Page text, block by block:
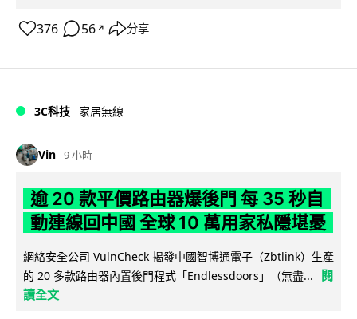
376 56 ↗ 分享
3C科技 家居無線
Vin 9 小時
逾 20 款平價路由器爆後門 每 35 秒自
動連線回中國 全球 10 萬用家私隱堪憂
網絡安全公司 VulnCheck 揭發中國智博通電子（Zbtlink）生產
的 20 多款路由器內置後門程式「Endlessdoors」（無盡...
閱
讀全文